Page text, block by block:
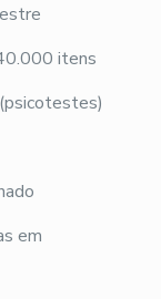
itens
em